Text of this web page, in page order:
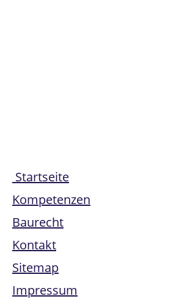
Startseite
Kompetenzen
Baurecht
Kontakt
Sitemap
Impressum